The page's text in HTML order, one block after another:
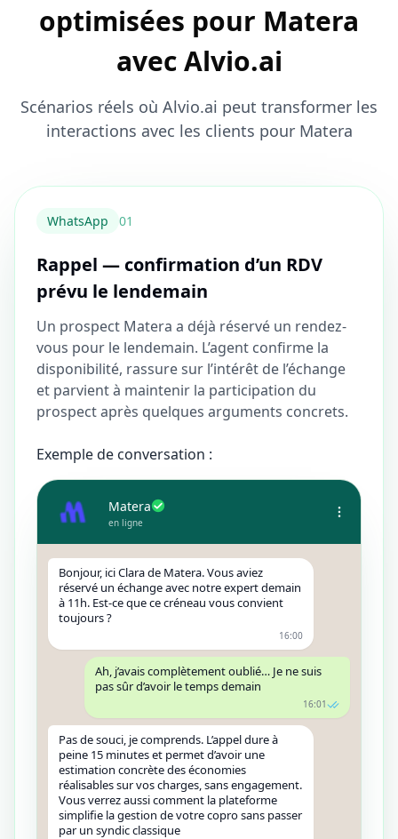
optimisées pour Matera
avec Alvio.ai
Scénarios réels où Alvio.ai peut transformer les
interactions avec les clients pour Matera
WhatsApp 01
Rappel — confirmation d’un RDV
prévu le lendemain
Un prospect Matera a déjà réservé un rendez-
vous pour le lendemain. L’agent confirme la
disponibilité, rassure sur l’intérêt de l’échange
et parvient à maintenir la participation du
prospect après quelques arguments concrets.
Exemple de conversation :
Matera
en ligne
Bonjour, ici Clara de Matera. Vous aviez
réservé un échange avec notre expert demain
à 11h. Est-ce que ce créneau vous convient
toujours ?
16:00
Ah, j’avais complètement oublié… Je ne suis
pas sûr d’avoir le temps demain
16:01
Pas de souci, je comprends. L’appel dure à
peine 15 minutes et permet d’avoir une
estimation concrète des économies
réalisables sur vos charges, sans engagement.
Vous verrez aussi comment la plateforme
simplifie la gestion de votre copro sans passer
par un syndic classique